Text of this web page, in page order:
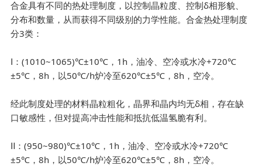
合金具有不同的热处理制度，以控制晶粒度、控制δ相形貌、
分布和数量，从而获得不同级别的力学性能。合金热处理制度
分3类：
Ⅰ：(1010~1065)℃±10℃，1h，油冷、空冷或水冷+720℃
±5℃，8h，以50℃/h炉冷至620℃±5℃，8h，空冷。
经此制度处理的材料晶粒粗化，晶界和晶内均无δ相，存在缺
口敏感性，但对提高冲击性能和抵抗低温氢脆有利。
Ⅱ：(950~980)℃±10℃，1h，油冷、空冷或水冷+720℃
±5℃，8h，以50℃/h炉冷至620℃±5℃，8h，空冷。